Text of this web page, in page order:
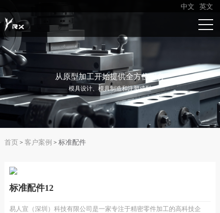
中文 英文
从原型加工开始提供全方位服务
模具设计、模具制造和注塑成型
首页 > 客户案例 > 标准配件
标准配件12
易人宣（深圳）科技有限公司是一家专注于精密零件加工的高科技企